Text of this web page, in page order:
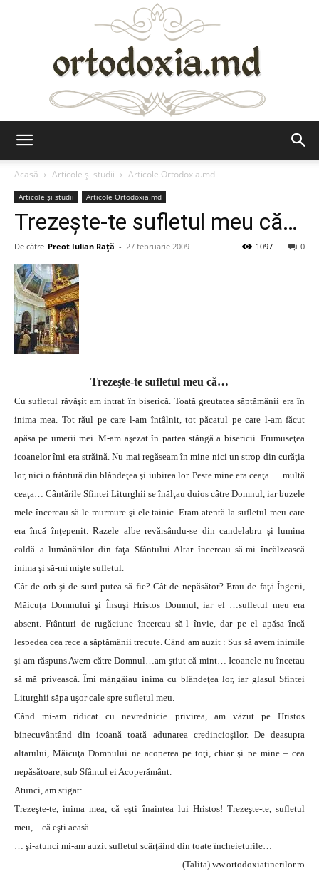
Acasă
Articole şi studii Articole Ortodoxia.md
Articole şi studii Articole Ortodoxia.md
Trezeşte-te sufletul meu că…
De către Preot Iulian Raţă - 27 februarie 2009 0
1097
Trezeşte-te sufletul meu că…
Cu sufletul răvăşit am intrat în biserică. Toată greutatea săptămânii era în
inima mea. Tot răul pe care l-am întâlnit, tot păcatul pe care l-am făcut
apăsa pe umerii mei. M-am aşezat în partea stângă a bisericii. Frumuseţea
icoanelor îmi era străină. Nu mai regăseam în mine nici un strop din curăţia
lor, nici o frântură din blândeţea şi iubirea lor. Peste mine era ceaţa … multă
ceaţa… Cântările Sfintei Liturghii se înălţau duios câtre Domnul, iar buzele
mele încercau să le murmure şi ele tainic. Eram atentă la sufletul meu care
era încă înţepenit. Razele albe revărsându-se din candelabru şi lumina
caldă a lumânărilor din faţa Sfântului Altar încercau să-mi încălzească
inima şi să-mi mişte sufletul.
Cât de orb şi de surd putea să fie? Cât de nepăsător? Erau de faţă Îngerii,
Măicuţa Domnului şi Însuşi Hristos Domnul, iar el …sufletul meu era
absent. Frânturi de rugăciune încercau să-l învie, dar pe el apăsa încă
lespedea cea rece a săptămânii trecute. Când am auzit : Sus să avem inimile
şi-am răspuns Avem către Domnul…am ştiut că mint… Icoanele nu încetau
să mă privească. Îmi mângâiau inima cu blândeţea lor, iar glasul Sfintei
Liturghii săpa uşor cale spre sufletul meu.
Când mi-am ridicat cu nevrednicie privirea, am văzut pe Hristos
binecuvântând din icoană toată adunarea credincioşilor. De deasupra
altarului, Măicuţa Domnului ne acoperea pe toţi, chiar şi pe mine – cea
nepăsătoare, sub Sfântul ei Acoperământ.
Atunci, am stigat:
Trezeşte-te, inima mea, că eşti înaintea lui Hristos! Trezeşte-te, sufletul
meu,…că eşti acasă…
… şi-atunci mi-am auzit sufletul scârţâind din toate încheieturile…
(Talita) ww.ortodoxiatinerilor.ro